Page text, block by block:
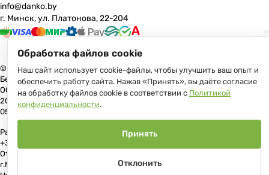
info@danko.by
г. Минск, ул. Платонова, 22-204
© 2026 Данко Бай: качественная мебель с оперативной доставкой по
Беларуси
ООО «Гранд Парк», юр.адрес: 220005, Минск, ул. Платонова, 22, пом.
204 В торговом реестре с 17 июля 2013 г. Регистрация №191081534,
05.11.2008, Мингорисполком.
Рассмотрение обращений потребителей, телефон +375 (17) 361-10-80,
+375 (29) 191-10-80, +375 (29) 544-10-00, e-mail: info@danko.by
Отдел торговли и услуг Администрации Первомайского района
г.Минска: тел. +375(17)215-14-65, Начальник отдела: Жакович Юлия
Обработка файлов cookie
Наш сайт использует cookie-файлы, чтобы улучшить ваш опыт и
обеспечить работу сайта. Нажав «Принять», вы даёте согласие
на обработку файлов cookie в соответствии с Политикой
конфиденциальности.
Отклонить
Принять